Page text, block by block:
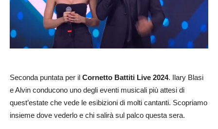
Seconda puntata per il Cornetto Battiti Live 2024. Ilary Blasi
e Alvin conducono uno degli eventi musicali più attesi di
quest’estate che vede le esibizioni di molti cantanti. Scopriamo
insieme dove vederlo e chi salirà sul palco questa sera.